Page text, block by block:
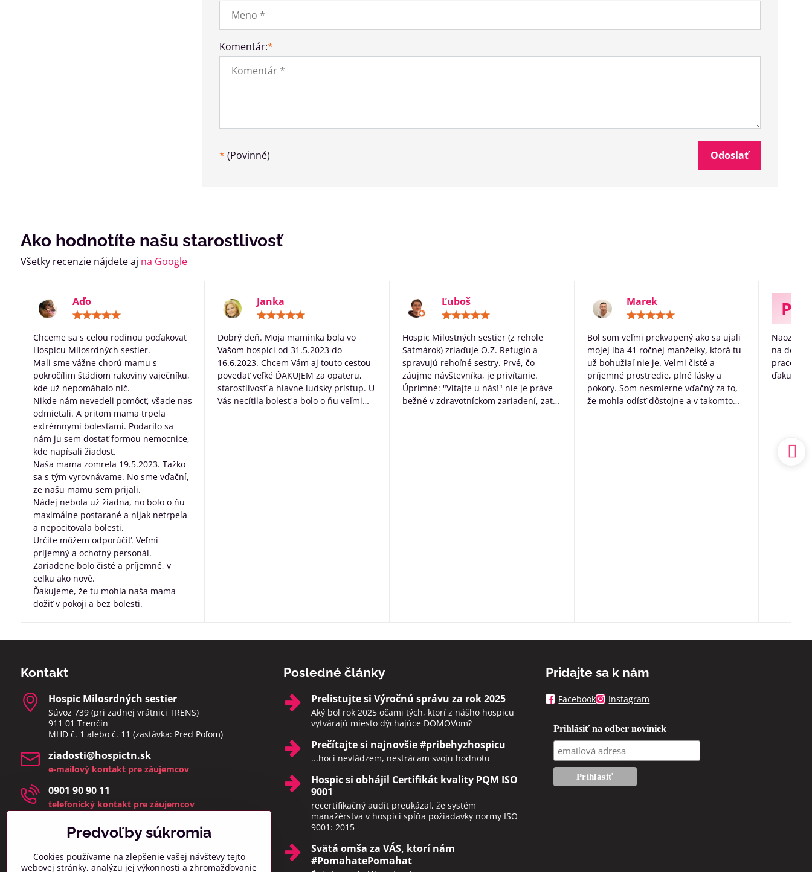
Komentár:*
* (Povinné) Odoslať
Ako hodnotíte našu starostlivosť
Všetky recenzie nájdete aj na Google
Aďo
/
5
Chceme sa s celou rodinou poďakovať
Hospicu Milosrdných sestier.
Mali sme vážne chorú mamu s
pokročílim štádiom rakoviny vaječníku,
kde už nepomáhalo nič.
Nikde nám nevedeli pomôcť, všade nas
odmietali. A pritom mama trpela
extrémnymi bolesťami. Podarilo sa
nám ju sem dostať formou nemocnice,
kde napísali žiadosť.
Naša mama zomrela 19.5.2023. Tažko
sa s tým vyrovnávame. No sme vďační,
ze našu mamu sem prijali.
Nádej nebola už žiadna, no bolo o ňu
maximálne postarané a nijak netrpela
a nepociťovala bolesti.
Určite môžem odporúčiť. Veľmi
príjemný a ochotný personál.
Zariadene bolo čisté a príjemné, v
celku ako nové.
Ďakujeme, že tu mohla naša mama
dožiť v pokoji a bez bolesti.
Janka
/
5
Dobrý deň. Moja maminka bola vo
Vašom hospici od 31.5.2023 do
16.6.2023. Chcem Vám aj touto cestou
povedať veľké ĎAKUJEM za opateru,
starostlivosť a hlavne ľudsky prístup. U
Vás necítila bolesť a bolo o ňu veľmi
Ľuboš
/
5
Hospic Milostných sestier (z rehole
Satmárok) zriaďuje O.Z. Refugio a
spravujú rehoľné sestry. Prvé, čo
záujme návštevníka, je privítanie.
Úprimné: "Vitajte u nás!" nie je práve
bežné v zdravotníckom zariadení, zato
Marek
/
5
Bol som veľmi prekvapený ako sa ujali
mojej iba 41 ročnej manželky, ktorá tu
už bohužiaľ nie je. Velmi čisté a
príjemné prostredie, plné lásky a
pokory. Som nesmierne vďačný za to,
že mohla odísť dôstojne a v takomto
P
Naozaj
na
ďakujem
Kontakt
Hospic Milosrdných sestier
Súvoz 739 (pri zadnej vrátnici TRENS)
911 01 Trenčín
MHD č. 1 alebo č. 11 (zastávka: Pred Poľom)
ziadosti​@hospictn​.sk
e-mailový kontakt pre záujemcov
0901 90 90 11
telefonický kontakt pre záujemcov
14:00
(zmeškané hovory a osobné návštevy mimo týchto
info​@hospictn​.sk
Posledné články
Prelistujte si Výročnú správu za rok 2025
Aký bol rok 2025 očami tých, ktorí z nášho hospicu
vytvárajú miesto dýchajúce DOMOVom?
Prečítajte si najnovšie #pribehyzhospicu
...hoci nevládzem, nestrácam svoju hodnotu
Hospic si obhájil Certifikát kvality PQM ISO
9001
recertifikačný audit preukázal, že systém
manažérstva v hospici spĺňa požiadavky normy ISO
9001: 2015
Svätá omša za VÁS, ktorí nám
#PomahatePomahat
Pridajte sa k nám
Facebook Instagram
Prihlásiť na odber noviniek
Predvoľby súkromia
Cookies používame na zlepšenie vašej návštevy tejto
webovej stránky, analýzu jej výkonnosti a zhromažďovanie